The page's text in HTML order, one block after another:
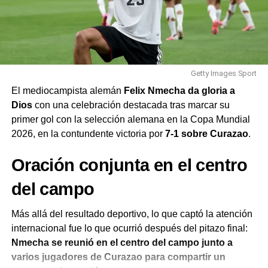
donde el evangelio sigue creciendo de forma invisible
ante sus perseguidores. La familia misionera espera
poder realizar un viaje de retorno a la India para fortalecer
la obra en medio de la crisis.
Escucha la entrevista al
misionero Arkani
Superioridad numérica y
despedida de Lionel Messi
El desarrollo del encuentro cambió por completo tras la
expulsión de Enzo Fernández en el minuto 93 por una
elemento más sobre el terreno, la selección española
cercó el área rival y controló la posesión frente a una
Albiceleste que apostó por replegar sus líneas para forzar
la tanda de penales.
Este compromiso significó la despedida oficial deLionel
Messi
participación discreta y estuvo vigilado de cerca por la
zaga defensiva europea. La escuadra sudamericana
sintió el desgaste físico tras la temprana salida por lesión
del central Lisandro Martínez, sustituido por Nicolás
Otamendi en el primer tiempo.
Getty Images Sport
El mediocampista alemán Felix Nmecha da gloria a
Dioscon una celebración destacada tras marcar su
primer gol con la selección alemana en la Copa Mundial
2026, en la contundente victoria por 7-1 sobre Curazao.
Oración conjunta en el centro
del campo
Más allá del resultado deportivo, lo que captó la atención
internacional fue lo que ocurrió después del pitazo final:
Nmecha se reunió en el centro del campo junto a
varios jugadores de Curazao para compartir un